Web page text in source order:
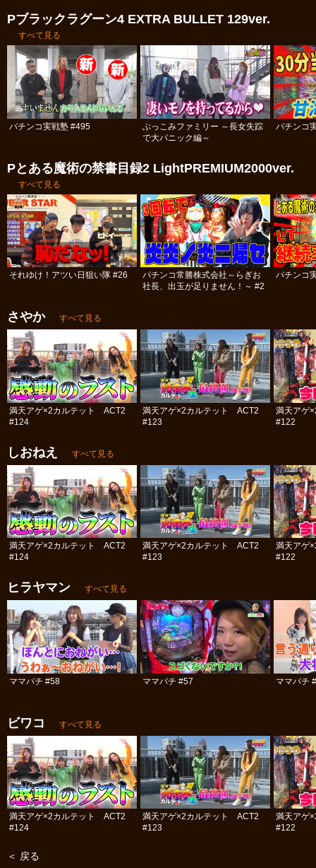
Pブラックラグーン4 EXTRA BULLET 129ver.
すべて見る
パチンコ実戦塾 #495
ぶっこみファミリー ～長女失踪
で大パニック編～
パチンコ
Pとある魔術の禁書目録2 LightPREMIUM2000ver.
すべて見る
それゆけ！アツい日狙い隊 #26
パチンコ常勝株式会社～らぎお
社長、出玉が足りません！～ #2
パチンコ
さやか すべて見る
満天アゲ×2カルテット ACT2
#124
満天アゲ×2カルテット ACT2
#123
満天アゲ
#122
しおねえ すべて見る
満天アゲ×2カルテット ACT2
#124
満天アゲ×2カルテット ACT2
#123
満天アゲ
#122
ヒラヤマン すべて見る
ママパチ #58 ママパチ #57 ママパチ
ビワコ すべて見る
満天アゲ×2カルテット ACT2
#124
満天アゲ×2カルテット ACT2
#123
満天アゲ
#122
＜ 戻る